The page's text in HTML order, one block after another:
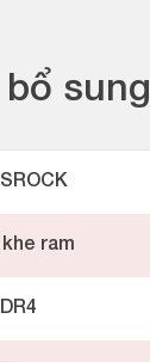
bổ sung
khe ram